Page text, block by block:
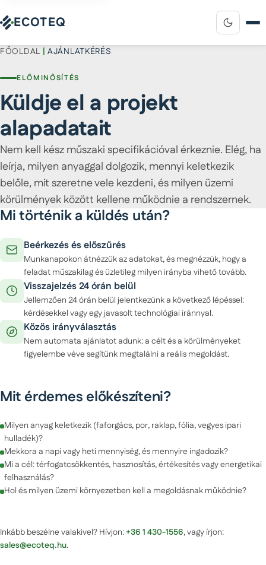
ECOTEQ
FŐOLDAL | AJÁNLATKÉRÉS
ELŐMINŐSÍTÉS
Küldje el a projekt
alapadatait
Nem kell kész műszaki specifikációval érkeznie. Elég, ha
leírja, milyen anyaggal dolgozik, mennyi keletkezik
belőle, mit szeretne vele kezdeni, és milyen üzemi
körülmények között kellene működnie a rendszernek.
Mi történik a küldés után?
Beérkezés és előszűrés
Munkanapokon átnézzük az adatokat, és megnézzük, hogy a
feladat műszakilag és üzletileg milyen irányba vihető tovább.
Visszajelzés 24 órán belül
Jellemzően 24 órán belül jelentkezünk a következő lépéssel:
kérdésekkel vagy egy javasolt technológiai iránnyal.
Közös irányválasztás
Nem automata ajánlatot adunk: a célt és a körülményeket
figyelembe véve segítünk megtalálni a reális megoldást.
Mit érdemes előkészíteni?
Milyen anyag keletkezik (faforgács, por, raklap, fólia, vegyes ipari
hulladék)?
Mekkora a napi vagy heti mennyiség, és mennyire ingadozik?
Mi a cél: térfogatcsökkentés, hasznosítás, értékesítés vagy energetikai
felhasználás?
Hol és milyen üzemi környezetben kell a megoldásnak működnie?
Inkább beszélne valakivel? Hívjon:+36 1 430-1556, vagy írjon:
sales@ecoteq.hu.